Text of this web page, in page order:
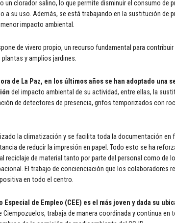
un clorador salino, lo que permite disminuir el consumo de
a su uso. Además, se está trabajando en la sustitución de
impacto ambiental.
de vivero propio, un recurso fundamental para
y amplios jardines.
de La Paz, en los últimos años se han adoptado una
del impacto ambiental de su actividad, entre ellas, la
de detectores de presencia, grifos temporizados con
la climatización y se facilita toda la documentación
de reducir la impresión en papel. Todo esto se ha
reciclaje de material tanto por parte del personal como de
El trabajo de concienciación que los colaboradores
en todo el centro.
Especial de Empleo (CEE) es el más joven y dada su
Ciempozuelos, trabaja de manera coordinada y continua en